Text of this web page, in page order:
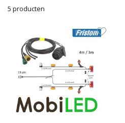
5 producten